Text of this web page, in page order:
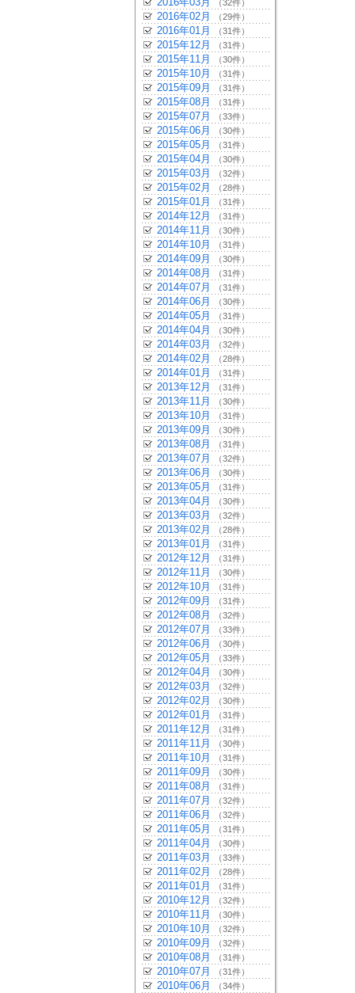
（32件）
2016年02月 （29件）
2016年01月 （31件）
2015年12月 （31件）
2015年11月 （30件）
2015年10月 （31件）
2015年09月 （31件）
2015年08月 （31件）
2015年07月 （33件）
2015年06月 （30件）
2015年05月 （31件）
2015年04月 （30件）
2015年03月 （32件）
2015年02月 （28件）
2015年01月 （31件）
2014年12月 （31件）
2014年11月 （30件）
2014年10月 （31件）
2014年09月 （30件）
2014年08月 （31件）
2014年07月 （31件）
2014年06月 （30件）
2014年05月 （31件）
2014年04月 （30件）
2014年03月 （32件）
2014年02月 （28件）
2014年01月 （31件）
2013年12月 （31件）
2013年11月 （30件）
2013年10月 （31件）
2013年09月 （30件）
2013年08月 （31件）
2013年07月 （32件）
2013年06月 （30件）
2013年05月 （31件）
2013年04月 （30件）
2013年03月 （32件）
2013年02月 （28件）
2013年01月 （31件）
2012年12月 （31件）
2012年11月 （30件）
2012年10月 （31件）
2012年09月 （31件）
2012年08月 （32件）
2012年07月 （33件）
2012年06月 （30件）
2012年05月 （33件）
2012年04月 （30件）
2012年03月 （32件）
2012年02月 （30件）
2012年01月 （31件）
2011年12月 （31件）
2011年11月 （30件）
2011年10月 （31件）
2011年09月 （30件）
2011年08月 （31件）
2011年07月 （32件）
2011年06月 （32件）
2011年05月 （31件）
2011年04月 （30件）
2011年03月 （33件）
2011年02月 （28件）
2011年01月 （31件）
2010年12月 （32件）
2010年11月 （30件）
2010年10月 （32件）
2010年09月 （32件）
2010年08月 （31件）
2010年07月 （31件）
2010年06月 （34件）